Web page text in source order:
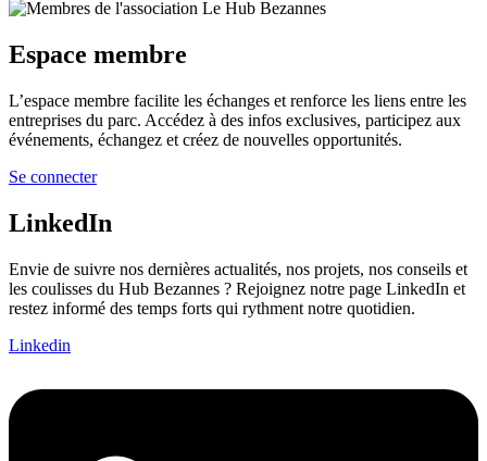
Espace membre
L’espace membre facilite les échanges et renforce les liens entre les
entreprises du parc. Accédez à des infos exclusives, participez aux
événements, échangez et créez de nouvelles opportunités.
Se connecter
LinkedIn
Envie de suivre nos dernières actualités, nos projets, nos conseils et
les coulisses du Hub Bezannes ? Rejoignez notre page LinkedIn et
restez informé des temps forts qui rythment notre quotidien.
Linkedin